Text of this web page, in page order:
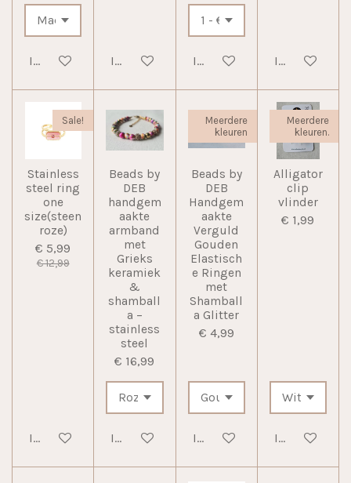
In winkelwagenIn winkelwagenIn winkelwagenIn
Sale!
Stainless
steel ring
one
size(steen
roze)
€ 5,99
€ 12,99
In winkelwagen
Beads by
DEB
handgem
aakte
armband
met
Grieks
keramiek
&
shamball
a –
stainless
steel
€ 16,99
In winkelwagen
Meerdere
kleuren
Beads by
DEB
Handgem
aakte
Verguld
Gouden
Elastisch
e Ringen
met
Shamball
a Glitter
€ 4,99
In winkelwagen
Meerdere
kleuren.
Alligator
clip
vlinder
€ 1,99
In